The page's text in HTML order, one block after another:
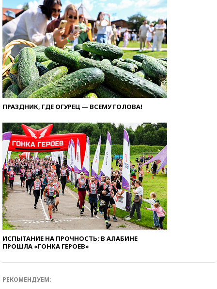
ПРАЗДНИК, ГДЕ ОГУРЕЦ — ВСЕМУ ГОЛОВА!
ИСПЫТАНИЕ НА ПРОЧНОСТЬ: В АЛАБИНЕ
ПРОШЛА «ГОНКА ГЕРОЕВ»
РЕКОМЕНДУЕМ: